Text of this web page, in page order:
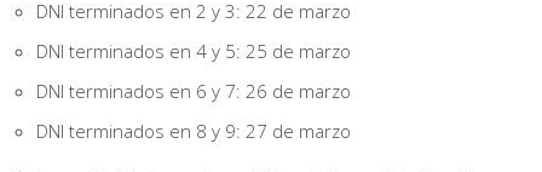
DNI terminados en 2 y 3: 22 de marzo
DNI terminados en 4 y 5: 25 de marzo
DNI terminados en 6 y 7: 26 de marzo
DNI terminados en 8 y 9: 27 de marzo